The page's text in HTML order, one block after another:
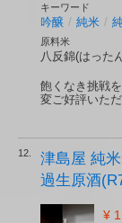
キーワード
吟醸 / 純米 /
原料米
八反錦(はった
飽くなき挑戦
変ご好評いた
12.
津島屋 純
過生原酒
¥